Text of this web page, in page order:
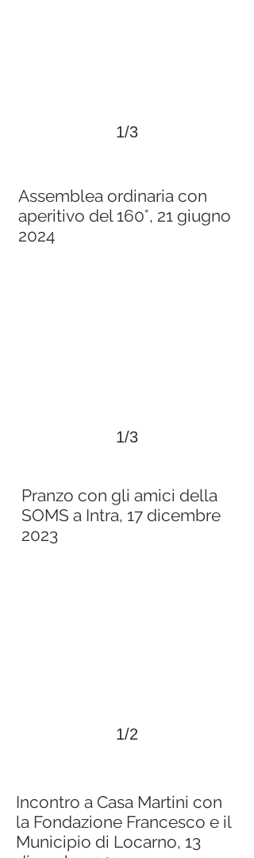
1/3
Assemblea ordinaria con
aperitivo del 160°, 21 giugno
2024
>
1/3
Pranzo con gli amici della
SOMS a Intra, 17 dicembre
2023
>
1/2
Incontro a Casa Martini con
la Fondazione Francesco e il
Municipio di Locarno, 13